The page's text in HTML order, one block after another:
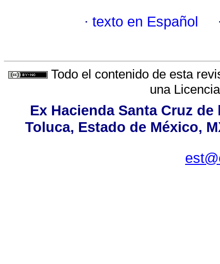
· texto en Español
Todo el contenido de esta
una
Ex Hacienda Santa Cruz
Toluca, Estado de México,